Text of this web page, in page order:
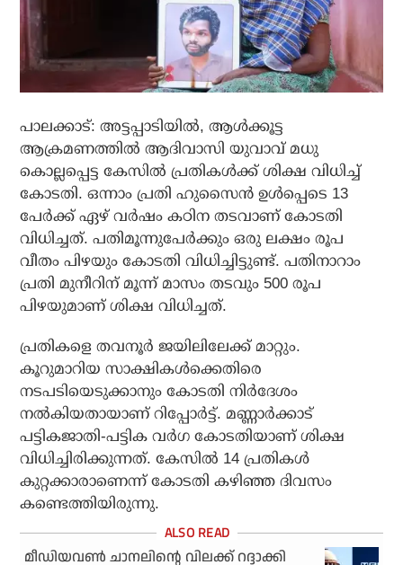
പാലക്കാട്: അട്ടപ്പാടിയില്‍, ആള്‍ക്കൂട്ട
ആക്രമണത്തില്‍ ആദിവാസി യുവാവ് മധു
കൊല്ലപ്പെട്ട കേസില്‍ പ്രതികള്‍ക്ക് ശിക്ഷ വിധിച്ച്
കോടതി. ഒന്നാം പ്രതി ഹുസൈന്‍ ഉള്‍പ്പെടെ 13
പേര്‍ക്ക് ഏഴ് വര്‍ഷം കഠിന തടവാണ് കോടതി
വിധിച്ചത്. പതിമൂന്നുപേര്‍ക്കും ഒരു ലക്ഷം രൂപ
വീതം പിഴയും കോടതി വിധിച്ചിട്ടുണ്ട്. പതിനാറാം
പ്രതി മുനീറിന് മൂന്ന് മാസം തടവും 500 രൂപ
പിഴയുമാണ് ശിക്ഷ വിധിച്ചത്.
പ്രതികളെ തവനൂര്‍ ജയിലിലേക്ക് മാറ്റും.
കൂറുമാറിയ സാക്ഷികള്‍ക്കെതിരെ
നടപടിയെടുക്കാനും കോടതി നിര്‍ദേശം
നല്‍കിയതായാണ് റിപ്പോര്‍ട്ട്. മണ്ണാര്‍ക്കാട്
പട്ടികജാതി-പട്ടിക വര്‍ഗ കോടതിയാണ് ശിക്ഷ
വിധിച്ചിരിക്കുന്നത്. കേസില്‍ 14 പ്രതികള്‍
കുറ്റക്കാരാണെന്ന് കോടതി കഴിഞ്ഞ ദിവസം
കണ്ടെത്തിയിരുന്നു.
മീഡിയവണ്‍ ചാനലിന്റെ വിലക്ക് റദ്ദാക്കി